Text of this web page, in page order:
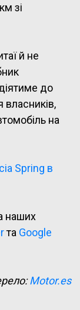
зі
й не
до
на
Spring в
наших
та Google
Motor.es